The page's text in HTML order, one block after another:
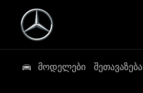
მოდელები შეთავაზება